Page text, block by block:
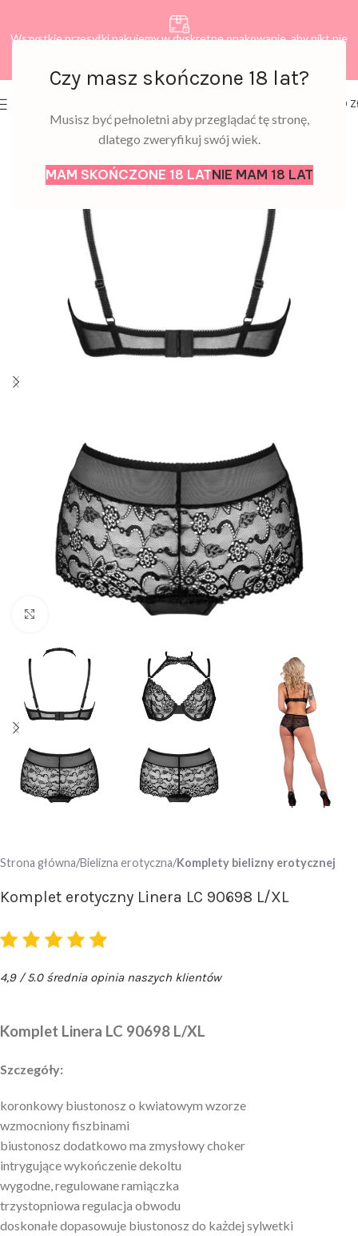
Czy masz skończone 18 lat?
Musisz być pełnoletni aby przeglądać tę stronę,
dlatego zweryfikuj swój wiek.
MAM SKOŃCZONE 18 LATNIE MAM 18 LAT
Wszystkie przesyłki pakujemy w dyskretne opakowanie, aby nikt nie
0,00
Strona główna Bielizna erotyczna Komplety bielizny erotycznej
Komplet erotyczny Linera LC 90698 L/XL
4,9 / 5.0 średnia opinia naszych klientów
Komplet Linera LC 90698 L/XL
Szczegóły:
koronkowy biustonosz o kwiatowym wzorze
wzmocniony fiszbinami
biustonosz dodatkowo ma zmysłowy choker
intrygujące wykończenie dekoltu
wygodne, regulowane ramiączka
trzystopniowa regulacja obwodu
doskonałe dopasowuje biustonosz do każdej sylwetki